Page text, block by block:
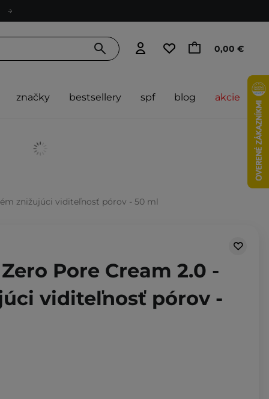
0,00 €
značky bestsellery spf blog akcie
znižujúci viditeľnosť pórov - 50 ml
Pore Cream 2.0 -
viditeľnosť pórov -